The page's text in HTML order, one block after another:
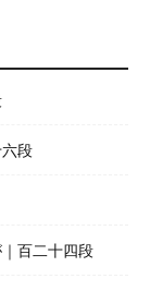
段
百二十四段